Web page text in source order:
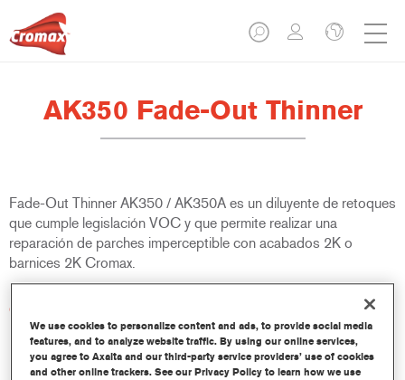
AK350 Fade-Out Thinner
Fade-Out Thinner AK350 / AK350A es un diluyente de retoques
que cumple legislación VOC y que permite realizar una
reparación de parches imperceptible con acabados 2K o
barnices 2K Cromax.
Características del producto
Rápido y fácil de usar para alisar la zona de fundido en
reparaciones de parches con acabados 2K o barnices 2K
Cromax.
We use cookies to personalize content and ads, to provide social media
features, and to analyze website traffic. By using our online services,
you agree to Axalta and our third-party service providers’ use of cookies
and other online trackers. See our Privacy Policy to learn how we use